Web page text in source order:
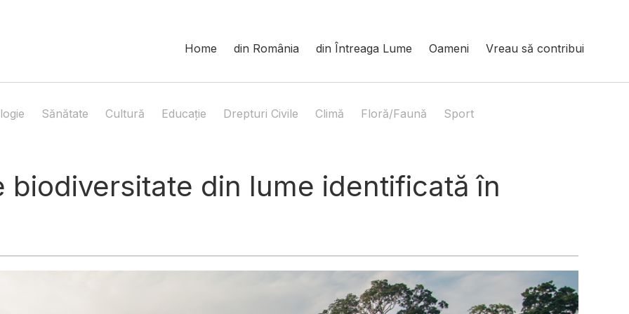
Home din România din Întreaga Lume Oameni Vreau să contribui
Sănătate Cultură Educație Drepturi Civile Climă Floră/Faună Sport
biodiversitate din lume identificată în